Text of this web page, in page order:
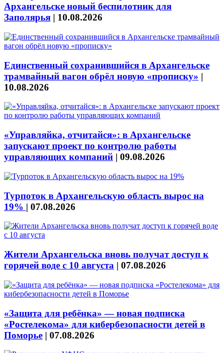
Архангельске новый беспилотник для
Заполярья | 10.08.2026
Единственный сохранившийся в Архангельске
трамвайный вагон обрёл новую «прописку» |
10.08.2026
«Управляйка, отчитайся»: в Архангельске
запускают проект по контролю работы
управляющих компаний | 09.08.2026
Турпоток в Архангельскую область вырос на
19% | 07.08.2026
Жители Архангельска вновь получат доступ к
горячей воде с 10 августа | 07.08.2026
«Защита для ребёнка» — новая подписка
«Ростелекома» для кибербезопасности детей в
Поморье | 07.08.2026